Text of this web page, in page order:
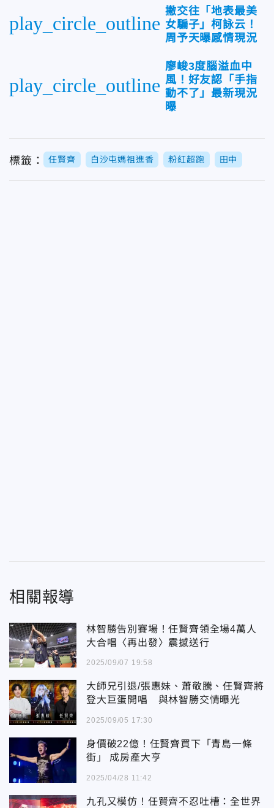
play_circle_outline
撇交往「地表最美
女騙子」柯詠云！
周予天曝感情現況
play_circle_outline
廖峻3度腦溢血中
風！好友認「手指
動不了」最新現況
曝
標籤： 任賢齊 白沙屯媽祖進香 粉紅超跑 田中
相關報導
林智勝告別賽場！任賢齊領全場4萬人
大合唱〈再出發〉震撼送行
2025/09/07 19:58
大師兄引退/張惠妹、蕭敬騰、任賢齊將
登大巨蛋開唱 與林智勝交情曝光
2025/09/05 17:30
身價破22億！任賢齊買下「青島一條
街」 成房產大亨
2025/04/28 11:42
九孔又模仿！任賢齊不忍吐槽：全世界